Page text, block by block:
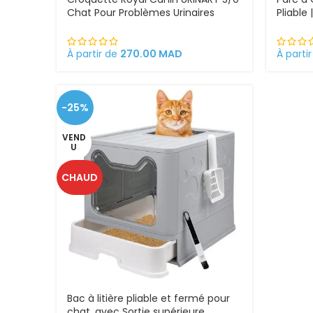
Chat Pour Problèmes Urinaires
À partir de 270.00 MAD
Pliable
À
-25%
VEND
U
CHAUD
Bac à litière pliable et fermé pour